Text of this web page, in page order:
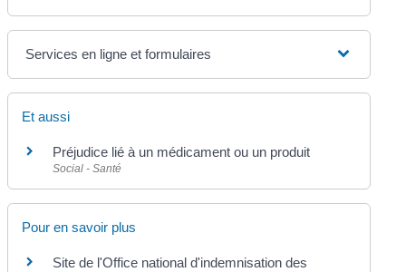
Services en ligne et formulaires
Et aussi
Préjudice lié à un médicament ou un produit
Social - Santé
Pour en savoir plus
Site de l'Office national d'indemnisation des